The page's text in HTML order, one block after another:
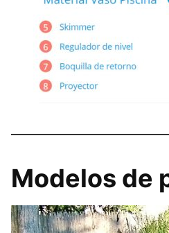
Modelos de